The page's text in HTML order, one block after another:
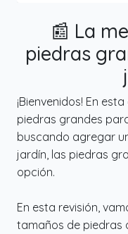
📰 La
piedras
¡Bienvenidos! En
piedras grandes
buscando agregar
jardín, las piedras
opción.
En esta revisión,
tamaños de piedras